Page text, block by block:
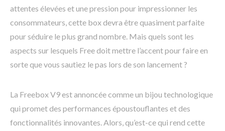
attentes élevées et une pression pour impressionner les
consommateurs, cette box devra être quasiment parfaite
pour séduire le plus grand nombre. Mais quels sont les
aspects sur lesquels Free doit mettre l’accent pour faire en
sorte que vous sautiez le pas lors de son lancement ?
La Freebox V9 est annoncée comme un bijou technologique
qui promet des performances époustouflantes et des
fonctionnalités innovantes. Alors, qu’est-ce qui rend cette